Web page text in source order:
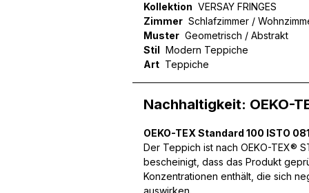
Kollektion VERSAY FRINGES
Zimmer Schlafzimmer /
Muster Geometrisch / Abstrakt
Stil Modern Teppiche
Art Teppiche
Nachhaltigkeit: OEKO-
OEKO-TEX Standard 100 ISTO
Der Teppich ist nach OEKO-TEX®
bescheinigt, dass das Produkt
Konzentrationen enthält, die sich
auswirken.
Dienste gesammelt haben.
Notwendig
Notwendige Cookies sind
Beispiel das Bereitstellen
speichern keine
Präferenzen
Präferenz-Cookies
Website aussieht oder